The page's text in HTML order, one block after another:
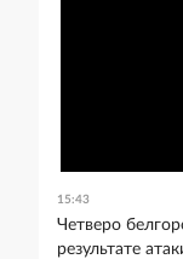
15:43
Четверо
результате